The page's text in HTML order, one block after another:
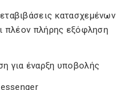
κατασχεμένων
πλέον πλήρης εξόφληση
για έναρξη υποβολής